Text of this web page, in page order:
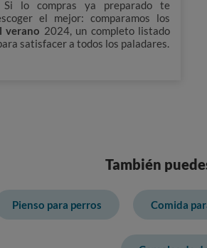
lo compras ya preparado te
el mejor: comparamos los
verano 2024, un completo listado
satisfacer a todos los paladares.
También
Pienso para perros Comida